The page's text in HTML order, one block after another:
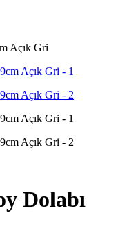
Açık Gri
Dolabı